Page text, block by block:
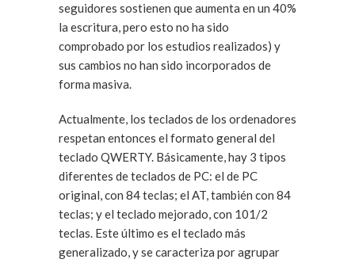
seguidores sostienen que aumenta en un 40%
la escritura, pero esto no ha sido
comprobado por los estudios realizados) y
sus cambios no han sido incorporados de
forma masiva.
Actualmente, los teclados de los ordenadores
respetan entonces el formato general del
teclado QWERTY. Básicamente, hay 3 tipos
diferentes de teclados de PC: el de PC
original, con 84 teclas; el AT, también con 84
teclas; y el teclado mejorado, con 101/2
teclas. Este último es el teclado más
generalizado, y se caracteriza por agrupar